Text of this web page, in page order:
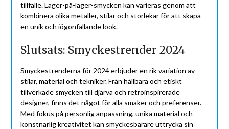
tillfälle. Lager-på-lager-smycken kan varieras genom att
kombinera olika metaller, stilar och storlekar för att skapa
en unik och iögonfallande look.
Slutsats: Smyckestrender 2024
Smyckestrenderna för 2024 erbjuder en rik variation av
stilar, material och tekniker. Från hållbara och etiskt
tillverkade smycken till djärva och retroinspirerade
designer, finns det något för alla smaker och preferenser.
Med fokus på personlig anpassning, unika material och
konstnärlig kreativitet kan smyckesbärare uttrycka sin